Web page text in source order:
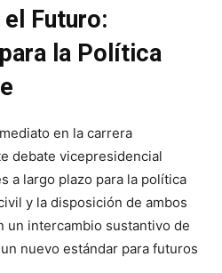
Futuro:
la Política
en la carrera
debate vicepresidencial
a largo plazo para la política
y la disposición de ambos
un intercambio sustantivo de
nuevo estándar para futuros